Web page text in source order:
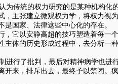
传统的权力研究的是某种机构化
主张建立微观权力学，将权力视
国家、法律这些中心化的存在。
它以安静高超的技巧塑造着每一
体的历史形成过程中，去分析一
行了批判，最后对精神病学也进
来，排斥出去，最终予以禁闭。